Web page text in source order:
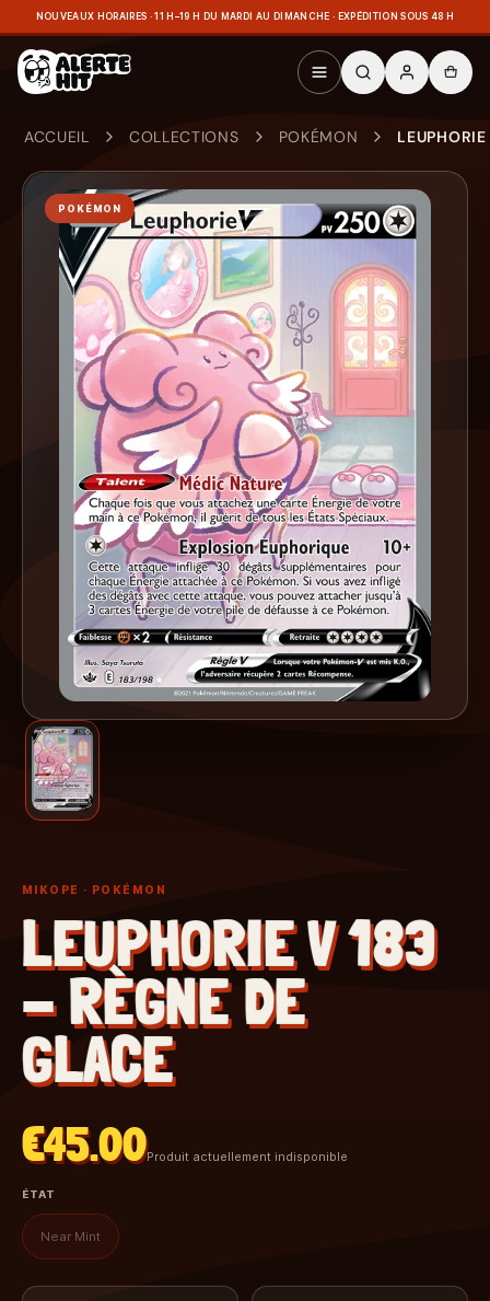
NOUVEAUX HORAIRES · 11 H–19 H DU MARDI AU DIMANCHE · EXPÉDITION SOUS 48 H
ACCUEIL COLLECTIONS POKÉMON
POKÉMON
MIKOPE · POKÉMON
LEUPHORIE V 183
- RÈGNE DE
GLACE
€45.00Produit actuellement indisponible
ÉTAT
Near Mint